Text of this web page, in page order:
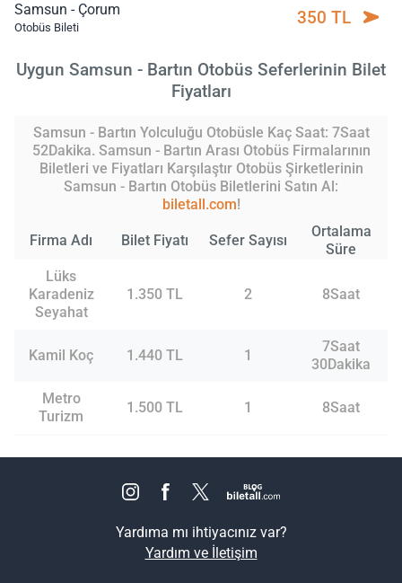
Samsun - Çorum
Otobüs Bileti 350 TL
Uygun Samsun - Bartın Otobüs Seferlerinin Bilet
Fiyatları
Samsun - Bartın Yolculuğu Otobüsle Kaç Saat: 7Saat
52Dakika. Samsun - Bartın Arası Otobüs Firmalarının
Biletleri ve Fiyatları Karşılaştır Otobüs Şirketlerinin
Samsun - Bartın Otobüs Biletlerini Satın Al:
biletall.com!
Firma Adı Bilet Fiyatı Sefer Sayısı
Ortalama
Süre
Lüks
Karadeniz
Seyahat
1.350 TL 2 8Saat
Kamil Koç 1.440 TL 1
7Saat
30Dakika
Metro
Turizm
1.500 TL 1 8Saat
Yardıma mı ihtiyacınız var?
Yardım ve İletişim